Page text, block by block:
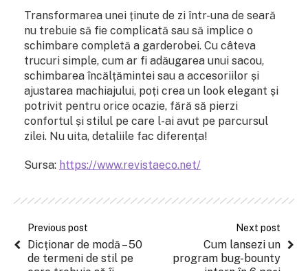
Transformarea unei ținute de zi într-una de seară
nu trebuie să fie complicată sau să implice o
schimbare completă a garderobei. Cu câteva
trucuri simple, cum ar fi adăugarea unui sacou,
schimbarea încălțămintei sau a accesoriilor și
ajustarea machiajului, poți crea un look elegant și
potrivit pentru orice ocazie, fără să pierzi
confortul și stilul pe care l-ai avut pe parcursul
zilei. Nu uita, detaliile fac diferența!
Sursa: https://www.revistaeco.net/
Previous post
Dicționar de modă – 50
de termeni de stil pe
Next post
Cum lansezi un
program bug-bounty